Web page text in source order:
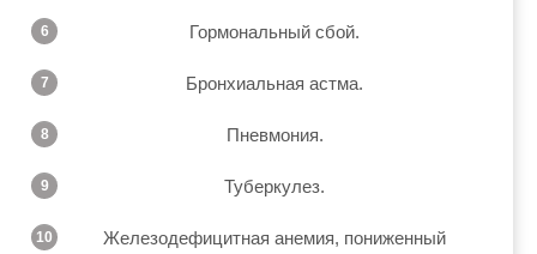
Гормональный сбой.
Бронхиальная астма.
Пневмония.
Туберкулез.
Железодефицитная анемия, пониженный